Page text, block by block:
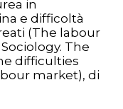
in
e difficoltà
(The labour
The
difficulties
market), di